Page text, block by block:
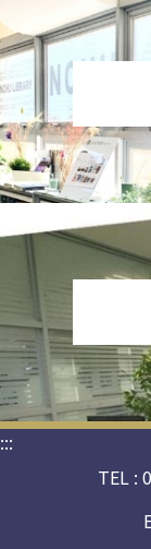
:::
TEL :